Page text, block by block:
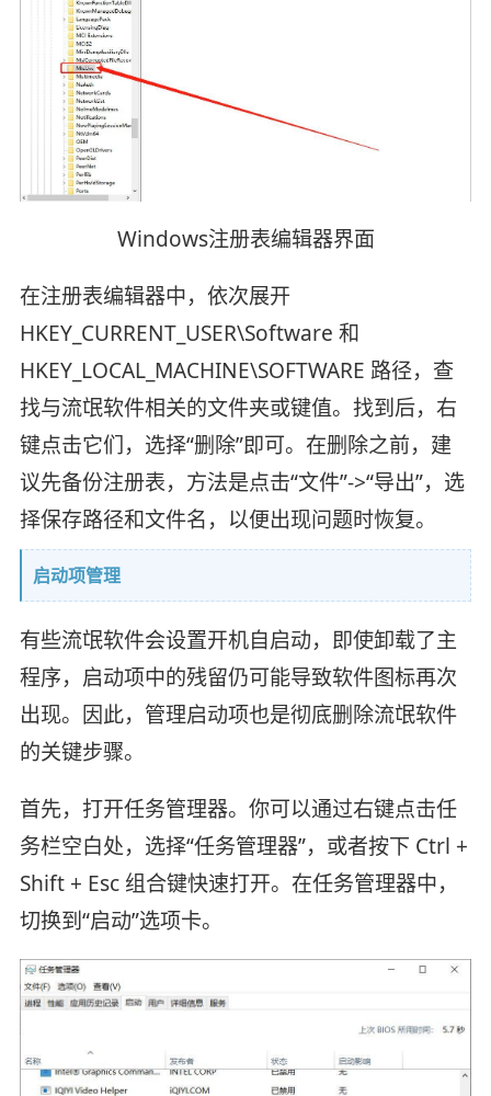
Windows注册表编辑器界面
在注册表编辑器中，依次展开
HKEY_CURRENT_USER\Software 和
HKEY_LOCAL_MACHINE\SOFTWARE 路径，查
找与流氓软件相关的文件夹或键值。找到后，右
键点击它们，选择“删除”即可。在删除之前，建
议先备份注册表，方法是点击“文件”->“导出”，选
择保存路径和文件名，以便出现问题时恢复。
启动项管理
有些流氓软件会设置开机自启动，即使卸载了主
程序，启动项中的残留仍可能导致软件图标再次
出现。因此，管理启动项也是彻底删除流氓软件
的关键步骤。
首先，打开任务管理器。你可以通过右键点击任
务栏空白处，选择“任务管理器”，或者按下 Ctrl +
Shift + Esc 组合键快速打开。在任务管理器中，
切换到“启动”选项卡。